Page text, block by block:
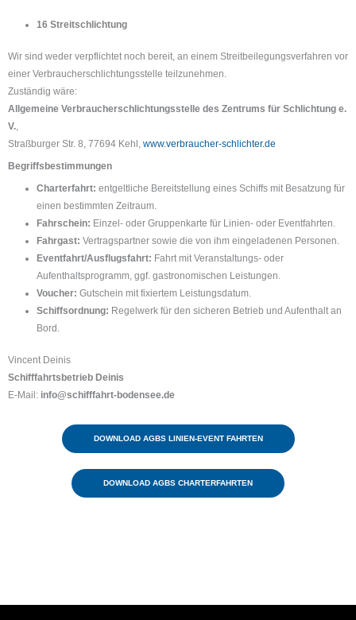
16 Streitschlichtung
Wir sind weder verpflichtet noch bereit, an einem Streitbeilegungsverfahren vor
einer Verbraucherschlichtungsstelle teilzunehmen.
Zuständig wäre:
Allgemeine Verbraucherschlichtungsstelle des Zentrums für Schlichtung e.
V.,
Straßburger Str. 8, 77694 Kehl, www.verbraucher-schlichter.de
Begriffsbestimmungen
Charterfahrt: entgeltliche Bereitstellung eines Schiffs mit Besatzung für
einen bestimmten Zeitraum.
Fahrschein: Einzel- oder Gruppenkarte für Linien- oder Eventfahrten.
Fahrgast: Vertragspartner sowie die von ihm eingeladenen Personen.
Eventfahrt/Ausflugsfahrt: Fahrt mit Veranstaltungs- oder
Aufenthaltsprogramm, ggf. gastronomischen Leistungen.
Voucher: Gutschein mit fixiertem Leistungsdatum.
Schiffsordnung: Regelwerk für den sicheren Betrieb und Aufenthalt an
Bord.
Vincent Deinis
Schifffahrtsbetrieb Deinis
E-Mail: info@schifffahrt-bodensee.de
DOWNLOAD AGBS LINIEN-EVENT FAHRTEN
DOWNLOAD AGBS CHARTERFAHRTEN